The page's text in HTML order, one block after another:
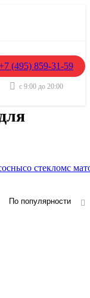
(495) 859-31-59
с 9:00 до 20:00
со стекломс
По популярности